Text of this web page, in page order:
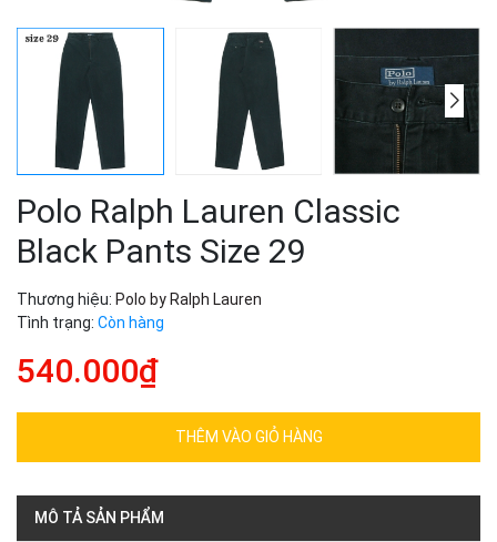
Polo Ralph Lauren Classic
Black Pants Size 29
Thương hiệu: Polo by Ralph Lauren
Tình trạng: Còn hàng
540.000₫
THÊM VÀO GIỎ HÀNG
MÔ TẢ SẢN PHẨM